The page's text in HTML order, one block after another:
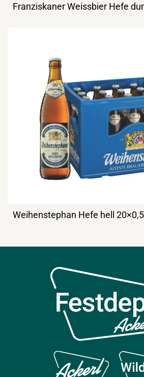
Franziskaner Weissbier Hefe
Weihenstephan Hefe hell